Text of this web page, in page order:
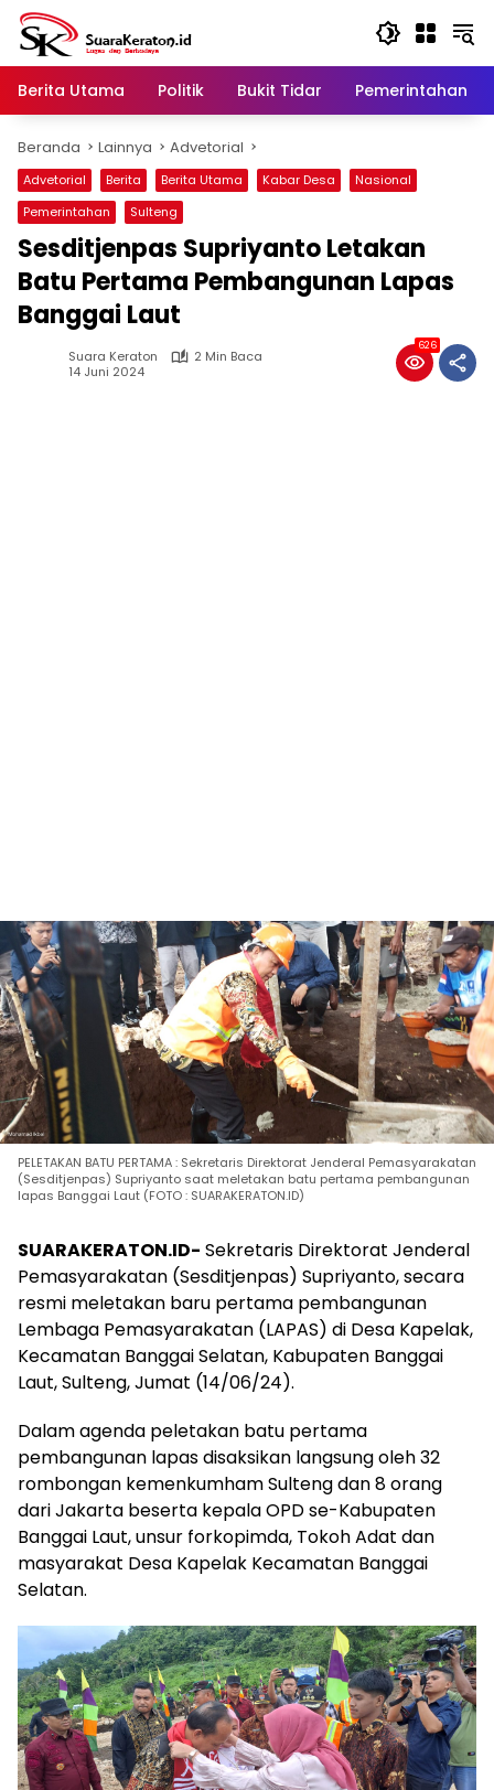
Langsung
konten
Berita Utama
Politik Bukit Tidar Pemerintahan
Beranda Lainnya Advetorial
Advetorial Berita Berita Utama Kabar Desa
Nasional
Pemerintahan
Sulteng
Sesditjenpas Supriyanto Letakan
Batu Pertama Pembangunan Lapas
Banggai Laut
Suara Keraton
2 Min Baca
14 Juni 2024
626
PELETAKAN BATU PERTAMA : Sekretaris Direktorat Jenderal Pemasyarakatan
(Sesditjenpas) Supriyanto saat meletakan batu pertama pembangunan
lapas Banggai Laut (FOTO : SUARAKERATON.ID)
SUARAKERATON.ID- Sekretaris Direktorat Jenderal
Pemasyarakatan (Sesditjenpas) Supriyanto, secara
resmi meletakan baru pertama pembangunan
Lembaga Pemasyarakatan (LAPAS) di Desa Kapelak,
Kecamatan Banggai Selatan, Kabupaten Banggai
Laut, Sulteng, Jumat (14/06/24).
Dalam agenda peletakan batu pertama
pembangunan lapas disaksikan langsung oleh 32
rombongan kemenkumham Sulteng dan 8 orang
dari Jakarta beserta kepala OPD se-Kabupaten
Banggai Laut, unsur forkopimda, Tokoh Adat dan
masyarakat Desa Kapelak Kecamatan Banggai
Selatan.